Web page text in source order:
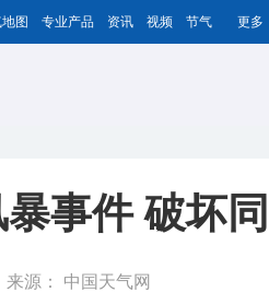
图 专业产品 资讯 视频 节气 更多
暴事件 破坏
来源： 中国天气网